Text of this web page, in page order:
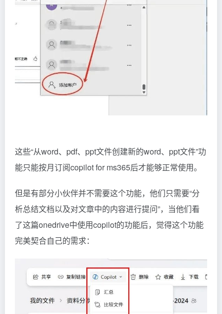
这些“从word、pdf、ppt文件创建新的word、ppt文件”功
能只能按月订阅copilot for ms365后才能够正常使用。
但是有部分小伙伴并不需要这个功能，他们只需要“分
析总结文档以及对文章中的内容进行提问”，当他们看
了这篇onedrive中使用copilot的功能后，觉得这个功能
完美契合自己的需求：